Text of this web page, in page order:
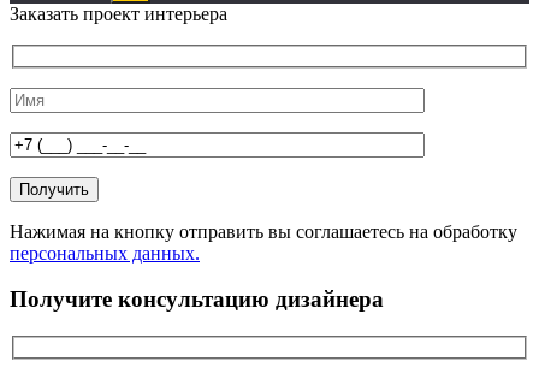
Заказать проект интерьера
Нажимая на кнопку отправить вы соглашаетесь на обработку
персональных данных.
Получите консультацию дизайнера